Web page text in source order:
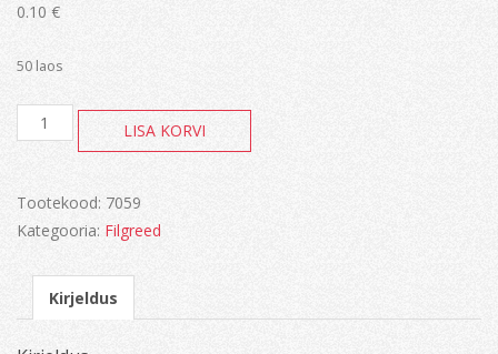
0.10 €
50 laos
Filgree
kogus
LISA KORVI
Tootekood: 7059
Kategooria: Filgreed
Kirjeldus